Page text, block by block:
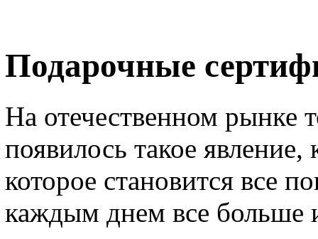
Подарочные
На отечественном рынке
появилось такое
которое становится все
каждым днем все больше